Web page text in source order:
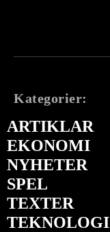
Kategorier:
ARTIKLAR
EKONOMI
NYHETER
SPEL
TEXTER
TEKNOLOGI